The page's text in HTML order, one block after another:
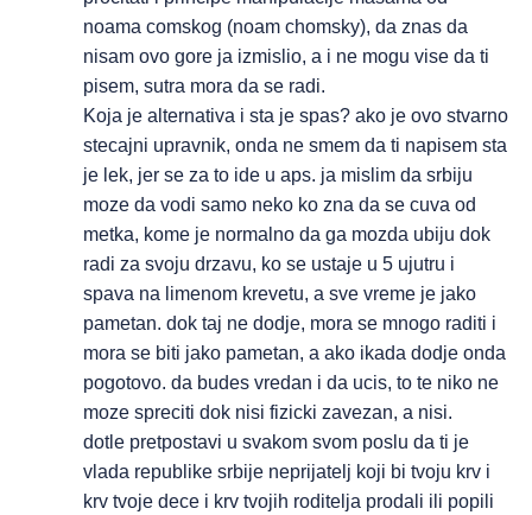
noama comskog (noam chomsky), da znas da
nisam ovo gore ja izmislio, a i ne mogu vise da ti
pisem, sutra mora da se radi.
Koja je alternativa i sta je spas? ako je ovo stvarno
stecajni upravnik, onda ne smem da ti napisem sta
je lek, jer se za to ide u aps. ja mislim da srbiju
moze da vodi samo neko ko zna da se cuva od
metka, kome je normalno da ga mozda ubiju dok
radi za svoju drzavu, ko se ustaje u 5 ujutru i
spava na limenom krevetu, a sve vreme je jako
pametan. dok taj ne dodje, mora se mnogo raditi i
mora se biti jako pametan, a ako ikada dodje onda
pogotovo. da budes vredan i da ucis, to te niko ne
moze spreciti dok nisi fizicki zavezan, a nisi.
dotle pretpostavi u svakom svom poslu da ti je
vlada republike srbije neprijatelj koji bi tvoju krv i
krv tvoje dece i krv tvojih roditelja prodali ili popili